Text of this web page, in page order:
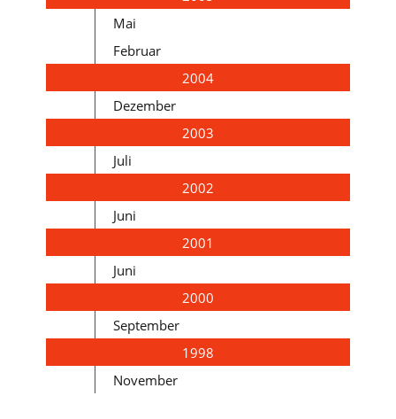
Mai
Februar
2004
Dezember
2003
Juli
2002
Juni
2001
Juni
2000
September
1998
November